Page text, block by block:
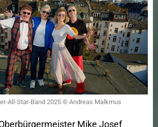
All-Star-Band 2025 © Andreas Malkmus
Mike Josef